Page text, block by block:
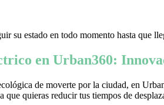
su estado en todo momento hasta que
en Urban360:
de moverte por la ciudad, en
que quieras reducir tus tiempos de